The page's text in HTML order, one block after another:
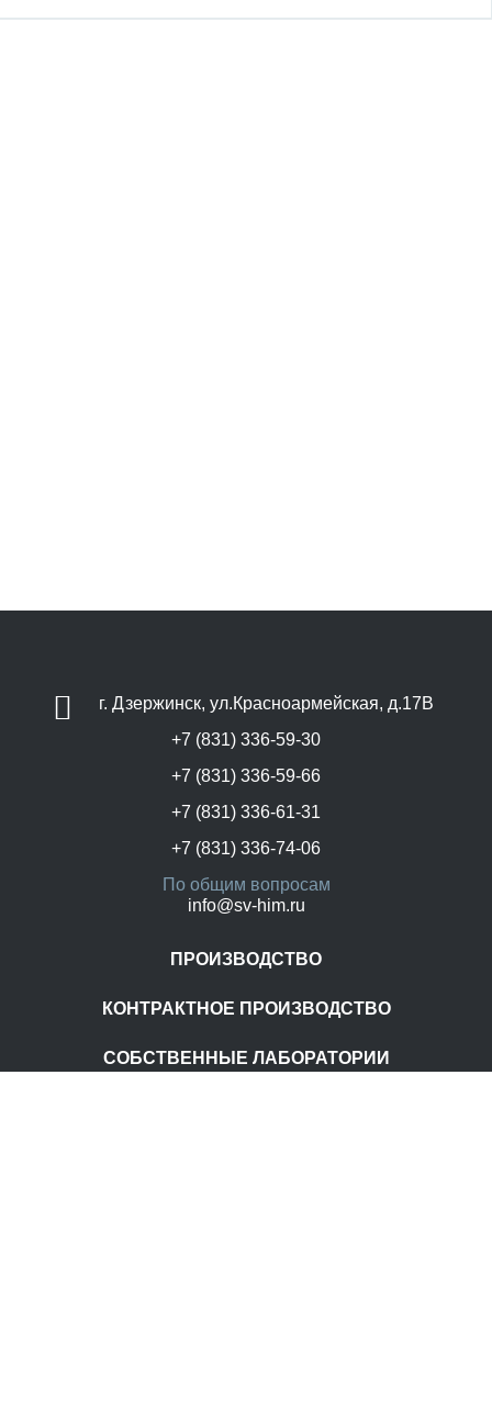
г. Дзержинск, ул.Красноармейская, д.17В
+7 (831) 336-59-30
+7 (831) 336-59-66
+7 (831) 336-61-31
+7 (831) 336-74-06
По общим вопросам
info@sv-him.ru
ПРОИЗВОДСТВО
КОНТРАКТНОЕ ПРОИЗВОДСТВО
СОБСТВЕННЫЕ ЛАБОРАТОРИИ